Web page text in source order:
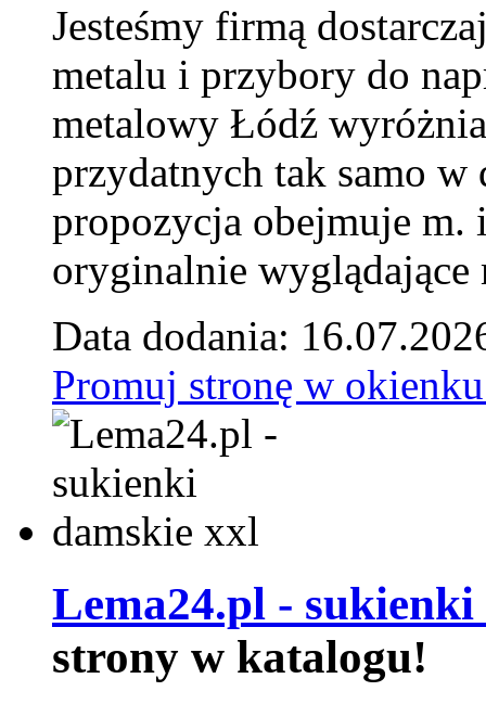
Jesteśmy firmą
metalu i przybory do
metalowy Łódź
przydatnych tak samo w
propozycja obejmuje m.
oryginalnie wyglądające
Data dodania:
Promuj stronę w
Lema24.pl -
strony w katalogu!